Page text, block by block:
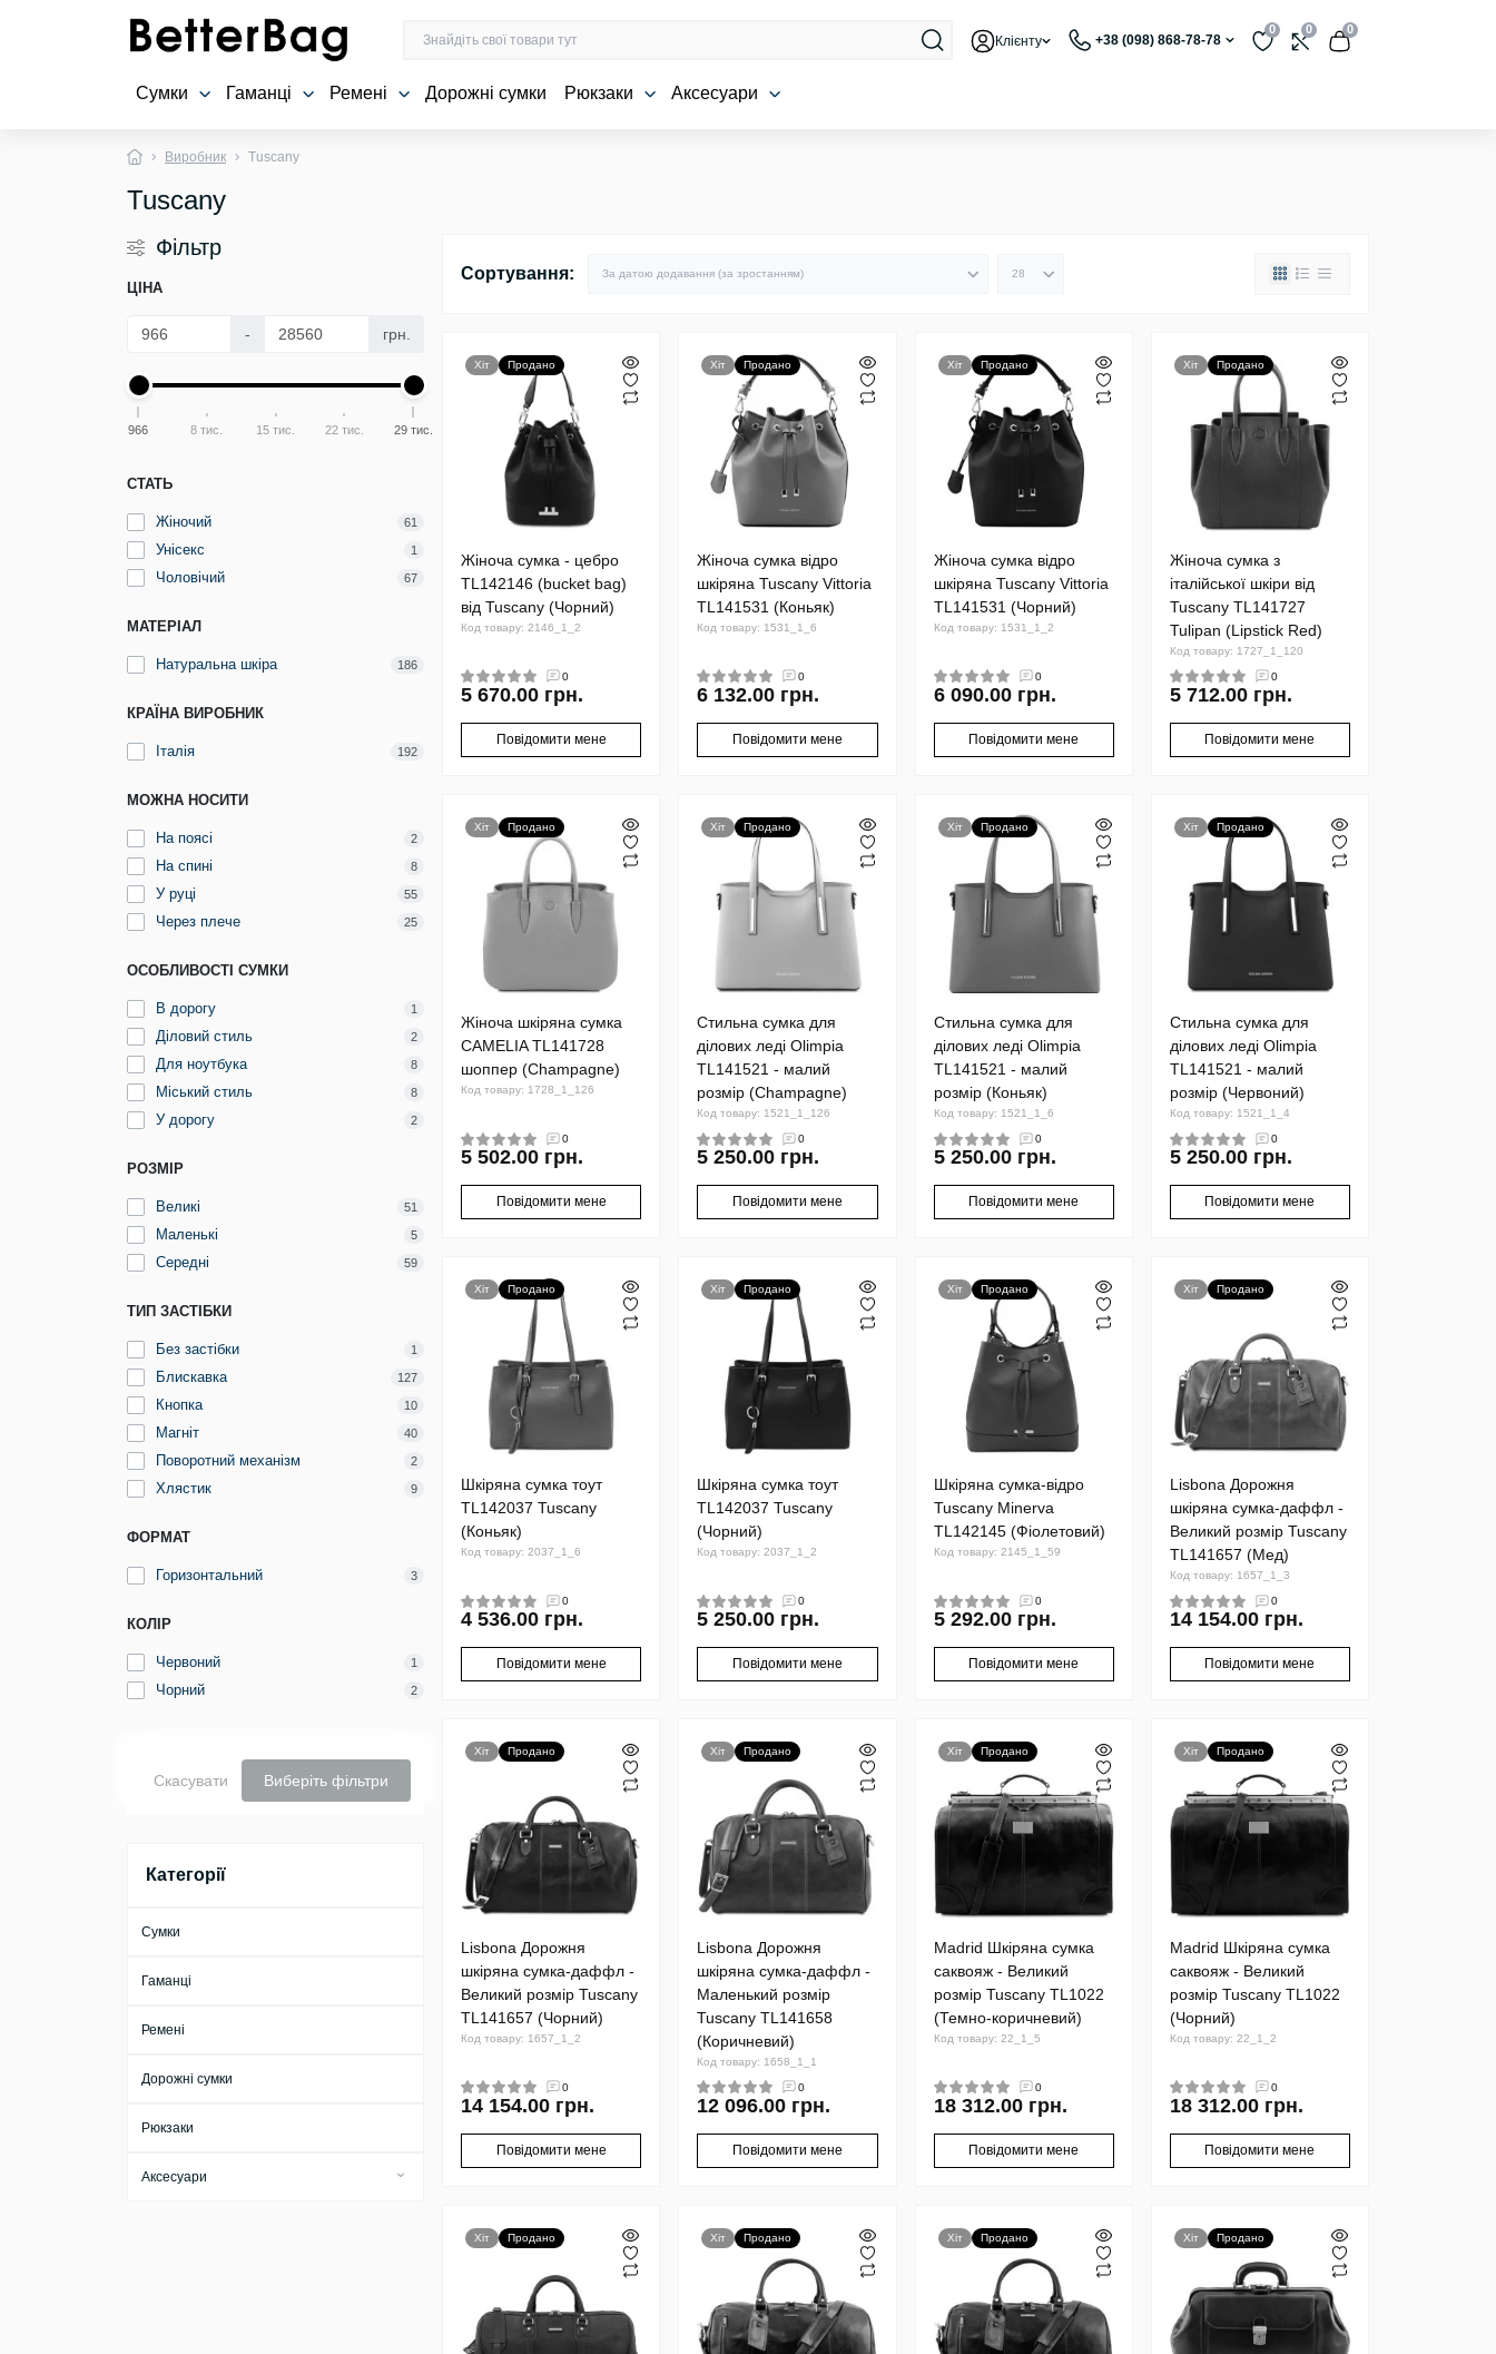
Клієнту +38 (098) 868-78-78
0 0 0
Сумки Гаманці Ремені Дорожні сумки Рюкзаки Аксесуари
Виробник Tuscany
Tuscany
Фільтр
ЦІНА
- грн.
966 8 тис. 15 тис. 22 тис. 29 тис.
СТАТЬ
Жіночий 61
Унісекс 1
Чоловічий 67
МАТЕРІАЛ
Натуральна шкіра 186
КРАЇНА ВИРОБНИК
Італія 192
МОЖНА НОСИТИ
На поясі 2
На спині 8
У руці 55
Через плече 25
ОСОБЛИВОСТІ СУМКИ
В дорогу 1
Діловий стиль 2
Для ноутбука 8
Міський стиль 8
У дорогу 2
РОЗМІР
Великі 51
Маленькі 5
Середні 59
ТИП ЗАСТІБКИ
Без застібки 1
Блискавка 127
Кнопка 10
Магніт 40
Поворотний механізм 2
Хлястик 9
ФОРМАТ
Горизонтальний 3
КОЛІР
Червоний 1
Чорний 2
Скасувати Виберіть фільтри
Категорії
Сумки
Гаманці
Ремені
Дорожні сумки
Рюкзаки
Аксесуари
Сортування:
Хіт Продано
Жіноча сумка - цебро
TL142146 (bucket bag)
від Tuscany (Чорний)
Код товару: 2146_1_2
0
5 670.00 грн.
Повідомити мене
Хіт Продано
Жіноча сумка відро
шкіряна Tuscany Vittoria
TL141531 (Коньяк)
Код товару: 1531_1_6
0
6 132.00 грн.
Повідомити мене
Хіт Продано
Жіноча сумка відро
шкіряна Tuscany Vittoria
TL141531 (Чорний)
Код товару: 1531_1_2
0
6 090.00 грн.
Повідомити мене
Хіт Продано
Жіноча сумка з
італійської шкіри від
Tuscany TL141727
Tulipan (Lipstick Red)
Код товару: 1727_1_120
0
5 712.00 грн.
Повідомити мене
Хіт Продано
Жіноча шкіряна сумка
CAMELIA TL141728
шоппер (Champagne)
Код товару: 1728_1_126
0
5 502.00 грн.
Повідомити мене
Хіт Продано
Стильна сумка для
ділових леді Olimpia
TL141521 - малий
розмір (Champagne)
Код товару: 1521_1_126
0
5 250.00 грн.
Повідомити мене
Хіт Продано
Стильна сумка для
ділових леді Olimpia
TL141521 - малий
розмір (Коньяк)
Код товару: 1521_1_6
0
5 250.00 грн.
Повідомити мене
Хіт Продано
Стильна сумка для
ділових леді Olimpia
TL141521 - малий
розмір (Червоний)
Код товару: 1521_1_4
0
5 250.00 грн.
Повідомити мене
Хіт Продано
Шкіряна сумка тоут
TL142037 Tuscany
(Коньяк)
Код товару: 2037_1_6
0
4 536.00 грн.
Повідомити мене
Хіт Продано
Шкіряна сумка тоут
TL142037 Tuscany
(Чорний)
Код товару: 2037_1_2
0
5 250.00 грн.
Повідомити мене
Хіт Продано
Шкіряна сумка-відро
Tuscany Minerva
TL142145 (Фіолетовий)
Код товару: 2145_1_59
0
5 292.00 грн.
Повідомити мене
Хіт Продано
Lisbona Дорожня
шкіряна сумка-даффл -
Великий розмір Tuscany
TL141657 (Мед)
Код товару: 1657_1_3
0
14 154.00 грн.
Повідомити мене
Хіт Продано
Lisbona Дорожня
шкіряна сумка-даффл -
Великий розмір Tuscany
TL141657 (Чорний)
Код товару: 1657_1_2
0
14 154.00 грн.
Повідомити мене
Хіт Продано
Lisbona Дорожня
шкіряна сумка-даффл -
Маленький розмір
Tuscany TL141658
(Коричневий)
Код товару: 1658_1_1
0
12 096.00 грн.
Повідомити мене
Хіт Продано
Madrid Шкіряна сумка
саквояж - Великий
розмір Tuscany TL1022
(Темно-коричневий)
Код товару: 22_1_5
0
18 312.00 грн.
Повідомити мене
Хіт Продано
Madrid Шкіряна сумка
саквояж - Великий
розмір Tuscany TL1022
(Чорний)
Код товару: 22_1_2
0
18 312.00 грн.
Повідомити мене
Хіт Продано Хіт Продано Хіт Продано Хіт Продано